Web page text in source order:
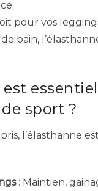
pour vos
bain,
sport ?
l’élasthanne
: Maintien,